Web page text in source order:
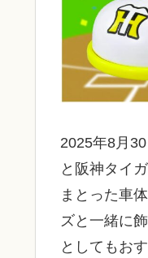
2025年8月
と阪神タイ
まとった車
ズと一緒に
としてもお